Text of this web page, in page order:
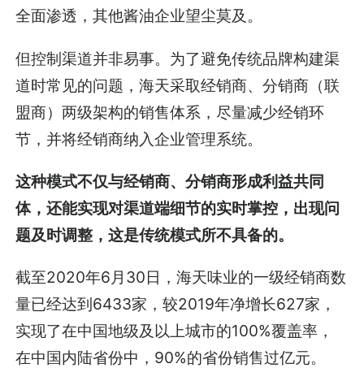
全面渗透，其他酱油企业望尘莫及。
但控制渠道并非易事。为了避免传统品牌构建渠
道时常见的问题，海天采取经销商、分销商（联
盟商）两级架构的销售体系，尽量减少经销环
节，并将经销商纳入企业管理系统。
这种模式不仅与经销商、分销商形成利益共同
体，还能实现对渠道端细节的实时掌控，出现问
题及时调整，这是传统模式所不具备的。
截至2020年6月30日，海天味业的一级经销商数
量已经达到6433家，较2019年净增长627家，
实现了在中国地级及以上城市的100%覆盖率，
在中国内陆省份中，90%的省份销售过亿元。